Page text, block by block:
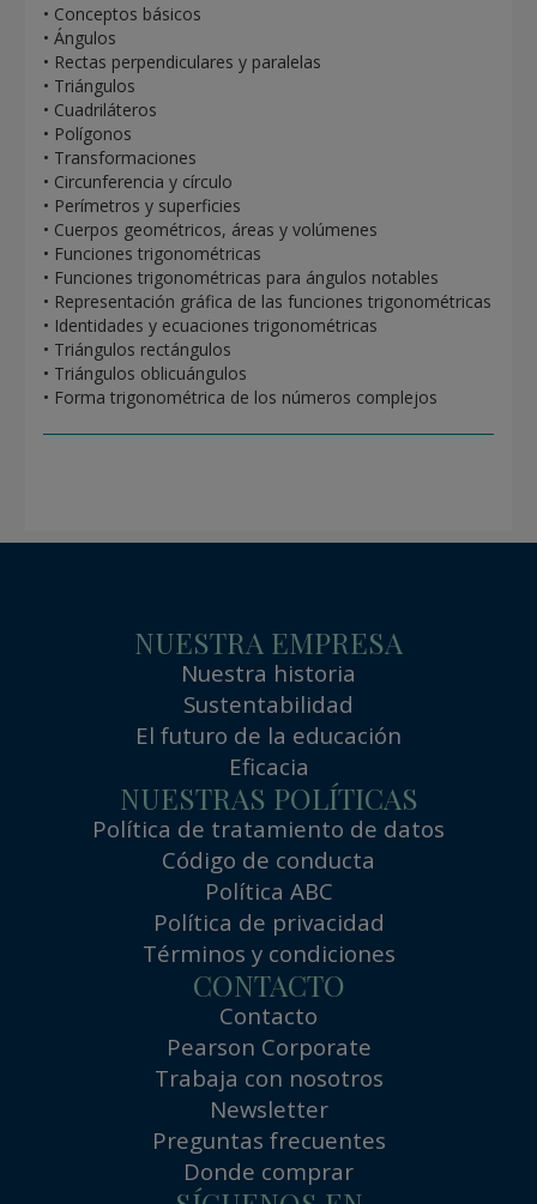
• Conceptos básicos
• Ángulos
• Rectas perpendiculares y paralelas
• Triángulos
• Cuadriláteros
• Polígonos
• Transformaciones
• Circunferencia y círculo
• Perímetros y superficies
• Cuerpos geométricos, áreas y volúmenes
• Funciones trigonométricas
• Funciones trigonométricas para ángulos notables
• Representación gráfica de las funciones trigonométricas
• Identidades y ecuaciones trigonométricas
• Triángulos rectángulos
• Triángulos oblicuángulos
• Forma trigonométrica de los números complejos
NUESTRA EMPRESA
Nuestra historia
Sustentabilidad
El futuro de la educación
Eficacia
NUESTRAS POLÍTICAS
Política de tratamiento de datos
Código de conducta
Política ABC
Política de privacidad
Términos y condiciones
CONTACTO
Contacto
Pearson Corporate
Trabaja con nosotros
Newsletter
Preguntas frecuentes
Donde comprar